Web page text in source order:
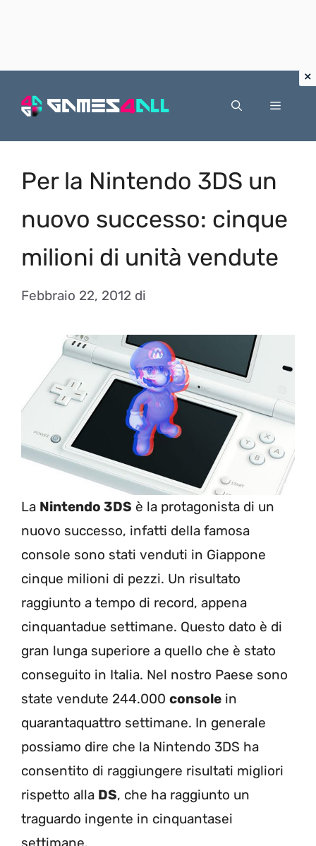
Menu
Per la Nintendo 3DS un
nuovo successo: cinque
milioni di unità vendute
Febbraio 22, 2012 di
La Nintendo 3DS è la protagonista di un
nuovo successo, infatti della famosa
console sono stati venduti in Giappone
cinque milioni di pezzi. Un risultato
raggiunto a tempo di record, appena
cinquantadue settimane. Questo dato è di
gran lunga superiore a quello che è stato
conseguito in Italia. Nel nostro Paese sono
state vendute 244.000 console in
quarantaquattro settimane. In generale
possiamo dire che la Nintendo 3DS ha
consentito di raggiungere risultati migliori
rispetto alla DS, che ha raggiunto un
traguardo ingente in cinquantasei